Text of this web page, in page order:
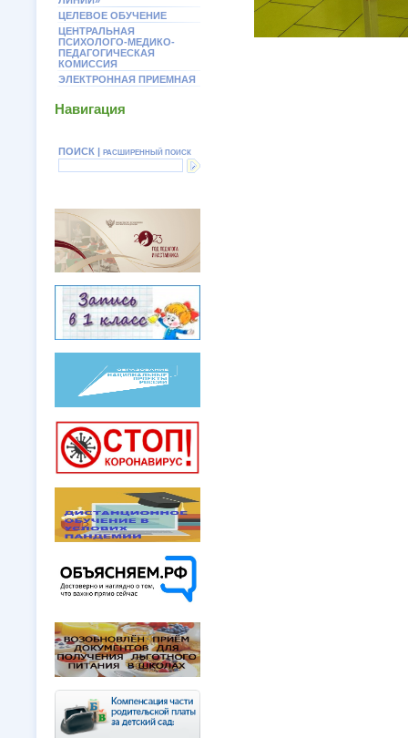
ЦЕЛЕВОЕ ОБУЧЕНИЕ
ЦЕНТРАЛЬНАЯ
ПСИХОЛОГО-МЕДИКО-
ПЕДАГОГИЧЕСКАЯ
КОМИССИЯ
ЭЛЕКТРОННАЯ ПРИЕМНАЯ
Навигация
ПОИСК | РАСШИРЕННЫЙ ПОИСК